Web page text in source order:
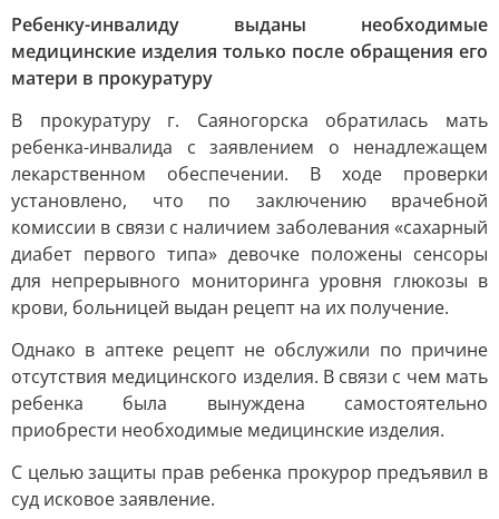
Ребенку-инвалиду выданы необходимые
медицинские изделия только после обращения его
матери в прокуратуру
В прокуратуру г. Саяногорска обратилась мать
ребенка-инвалида с заявлением о ненадлежащем
лекарственном обеспечении. В ходе проверки
установлено, что по заключению врачебной
комиссии в связи с наличием заболевания «сахарный
диабет первого типа» девочке положены сенсоры
для непрерывного мониторинга уровня глюкозы в
крови, больницей выдан рецепт на их получение.
Однако в аптеке рецепт не обслужили по причине
отсутствия медицинского изделия. В связи с чем мать
ребенка была вынуждена самостоятельно
приобрести необходимые медицинские изделия.
С целью защиты прав ребенка прокурор предъявил в
суд исковое заявление.